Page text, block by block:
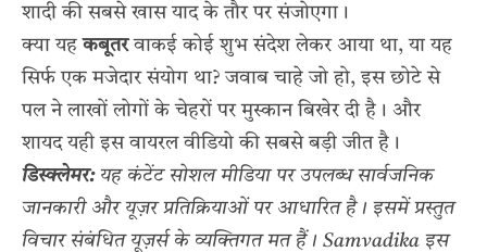
शादी की सबसे खास याद के तौर पर संजोएगा।
क्या यहकबूतरवाकई कोई शुभ संदेश लेकर आया था, या यह
सिर्फ एक मजेदार संयोग था? जवाब चाहे जो हो, इस छोटे से
पल ने लाखों लोगों के चेहरों पर मुस्कान बिखेर दी है। और
शायद यही इस वायरल वीडियो की सबसे बड़ी जीत है।
डिस्क्लेमर:यह कंटेंट सोशल मीडिया पर उपलब्ध सार्वजनिक
जानकारी और यूज़र प्रतिक्रियाओं पर आधारित है। इसमें प्रस्तुत
विचार संबंधित यूज़र्स के व्यक्तिगत मत हैं। Samvadika इस